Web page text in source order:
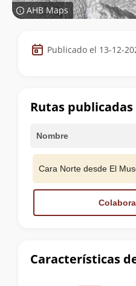
AHB Maps
Datos
de
cumbre
Publicado el 13-12-
Características
Rutas publicadas
Nombre
Cara Norte desde El